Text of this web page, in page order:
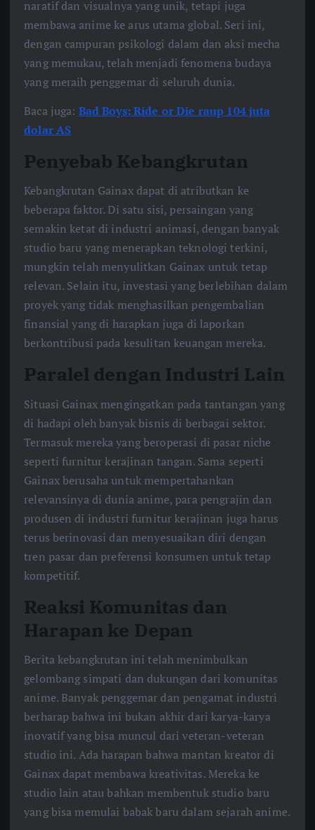
naratif dan visualnya yang unik, tetapi juga
membawa anime ke arus utama global. Seri ini,
dengan campuran psikologi dalam dan aksi mecha
yang memukau, telah menjadi fenomena budaya
yang meraih penggemar di seluruh dunia.
Baca juga: Bad Boys: Ride or Die raup 104 juta
dolar AS
Penyebab Kebangkrutan
Kebangkrutan Gainax dapat di atributkan ke
beberapa faktor. Di satu sisi, persaingan yang
semakin ketat di industri animasi, dengan banyak
studio baru yang menerapkan teknologi terkini,
mungkin telah menyulitkan Gainax untuk tetap
relevan. Selain itu, investasi yang berlebihan dalam
proyek yang tidak menghasilkan pengembalian
finansial yang di harapkan juga di laporkan
berkontribusi pada kesulitan keuangan mereka.
Paralel dengan Industri Lain
Situasi Gainax mengingatkan pada tantangan yang
di hadapi oleh banyak bisnis di berbagai sektor.
Termasuk mereka yang beroperasi di pasar niche
seperti furnitur kerajinan tangan. Sama seperti
Gainax berusaha untuk mempertahankan
relevansinya di dunia anime, para pengrajin dan
produsen di industri furnitur kerajinan juga harus
terus berinovasi dan menyesuaikan diri dengan
tren pasar dan preferensi konsumen untuk tetap
kompetitif.
Reaksi Komunitas dan
Harapan ke Depan
Berita kebangkrutan ini telah menimbulkan
gelombang simpati dan dukungan dari komunitas
anime. Banyak penggemar dan pengamat industri
berharap bahwa ini bukan akhir dari karya-karya
inovatif yang bisa muncul dari veteran-veteran
studio ini. Ada harapan bahwa mantan kreator di
Gainax dapat membawa kreativitas. Mereka ke
studio lain atau bahkan membentuk studio baru
yang bisa memulai babak baru dalam sejarah anime.